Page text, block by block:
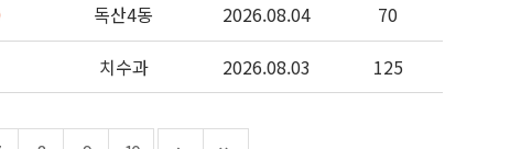
독산4동 2026.08.04
70
치수과 2026.08.03 125